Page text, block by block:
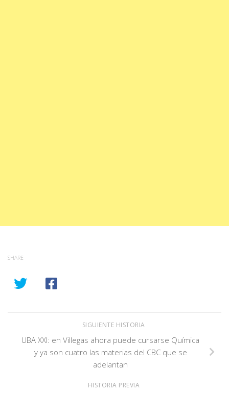
SHARE
SIGUIENTE HISTORIA
UBA XXI: en Villegas ahora puede cursarse Química
y ya son cuatro las materias del CBC que se
adelantan
HISTORIA PREVIA